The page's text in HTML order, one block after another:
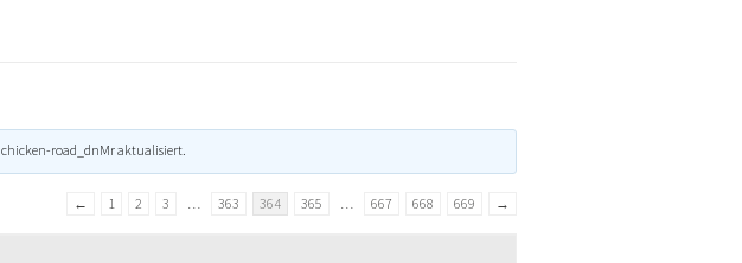
chicken-road_dnMraktualisiert.
← 1 2 3 … 363 364 365 … 667 668 669 →